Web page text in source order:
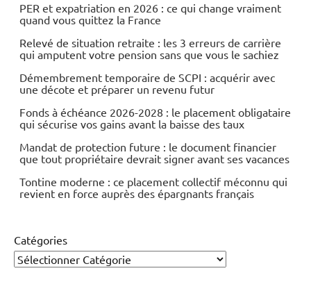
PER et expatriation en 2026 : ce qui change vraiment
quand vous quittez la France
Relevé de situation retraite : les 3 erreurs de carrière
qui amputent votre pension sans que vous le sachiez
Démembrement temporaire de SCPI : acquérir avec
une décote et préparer un revenu futur
Fonds à échéance 2026-2028 : le placement obligataire
qui sécurise vos gains avant la baisse des taux
Mandat de protection future : le document financier
que tout propriétaire devrait signer avant ses vacances
Tontine moderne : ce placement collectif méconnu qui
revient en force auprès des épargnants français
Catégories